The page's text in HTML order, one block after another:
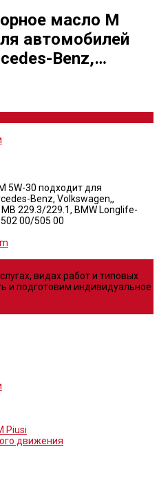
масло M
автомобилей
Benz,…
5W-30 подходит для
Benz, Volkswagen,,
229.3/229.1, BMW Longlife-
00/505 00
видах работ и типовых
и подготовим индивидуальное
Piusi
движения